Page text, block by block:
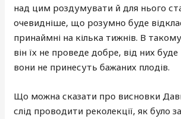
над цим роздумувати й для нього
очевидніше, що розумно буде
принаймні на кілька тижнів. В
він їх не проведе добре, від них
вони не принесуть бажаних плодів.
Що можна сказати про висновки
слід проводити реколекції, як було